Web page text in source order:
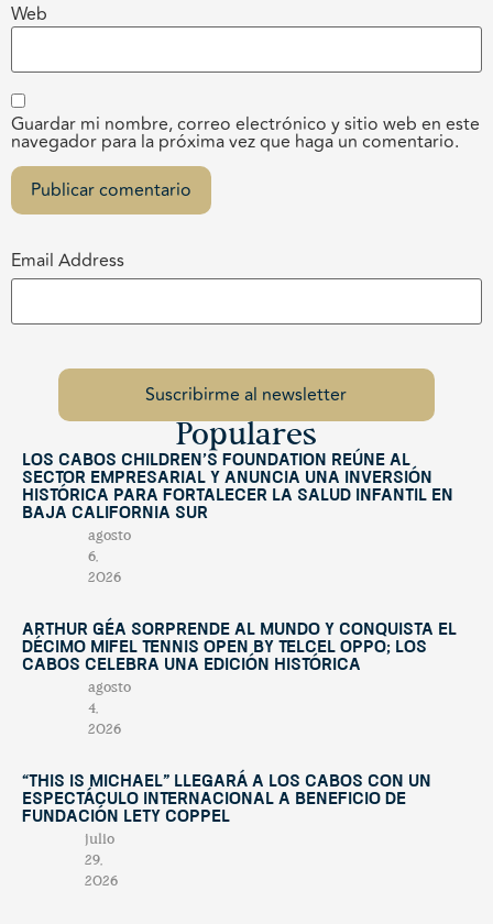
Web
Guardar mi nombre, correo electrónico y sitio web en este
navegador para la próxima vez que haga un comentario.
Email Address
Populares
Los Cabos Children’s Foundation reúne al
sector empresarial y anuncia una inversión
histórica para fortalecer la salud infantil en
Baja California Sur
agosto
6,
2026
Arthur Géa sorprende al mundo y conquista el
décimo Mifel Tennis Open by Telcel OPPO; Los
Cabos celebra una edición histórica
agosto
4,
2026
“This Is Michael” llegará a Los Cabos con un
espectáculo internacional a beneficio de
Fundación Lety Coppel
julio
29,
2026